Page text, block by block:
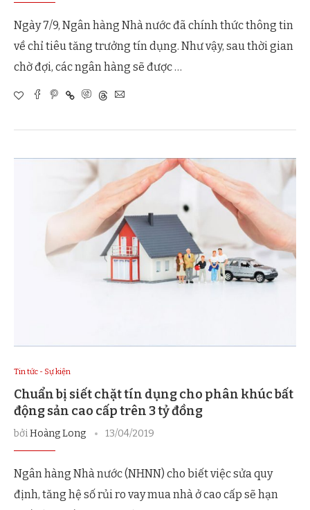
Ngày 7/9, Ngân hàng Nhà nước đã chính thức thông tin
về chỉ tiêu tăng trưởng tín dụng. Như vậy, sau thời gian
chờ đợi, các ngân hàng sẽ được …
Tin tức - Sự kiện
Chuẩn bị siết chặt tín dụng cho phân khúc bất
động sản cao cấp trên 3 tỷ đồng
bởiHoàng Long 13/04/2019
Ngân hàng Nhà nước (NHNN) cho biết việc sửa quy
định, tăng hệ số rủi ro vay mua nhà ở cao cấp sẽ hạn